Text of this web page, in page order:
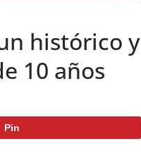
histórico y
10 años
Pin